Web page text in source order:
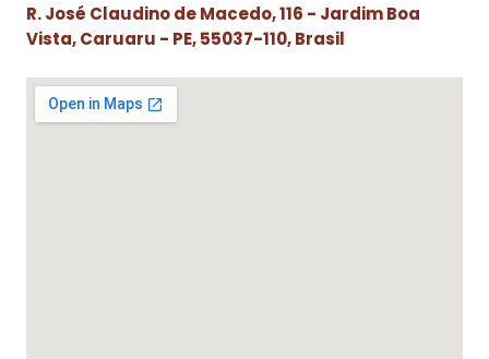
R. José Claudino de Macedo, 116 - Jardim Boa
Vista, Caruaru - PE, 55037-110, Brasil